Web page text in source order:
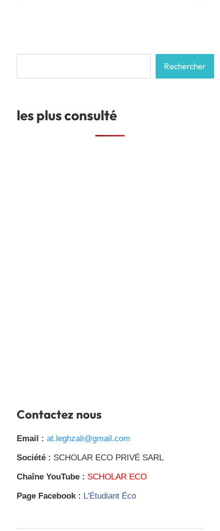
Rechercher
les plus consulté
Contactez nous
Email : at.leghzali@gmail.com
Société : SCHOLAR ECO PRIVÉ SARL
Chaîne YouTube : SCHOLAR ECO
Page Facebook : L'Étudiant Éco